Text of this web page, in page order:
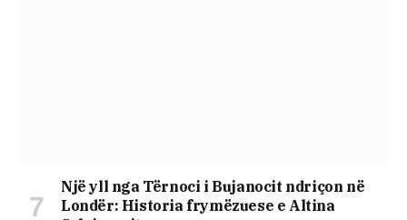
Një yll nga Tërnoci i Bujanocit ndriçon në
Londër: Historia frymëzuese e Altina